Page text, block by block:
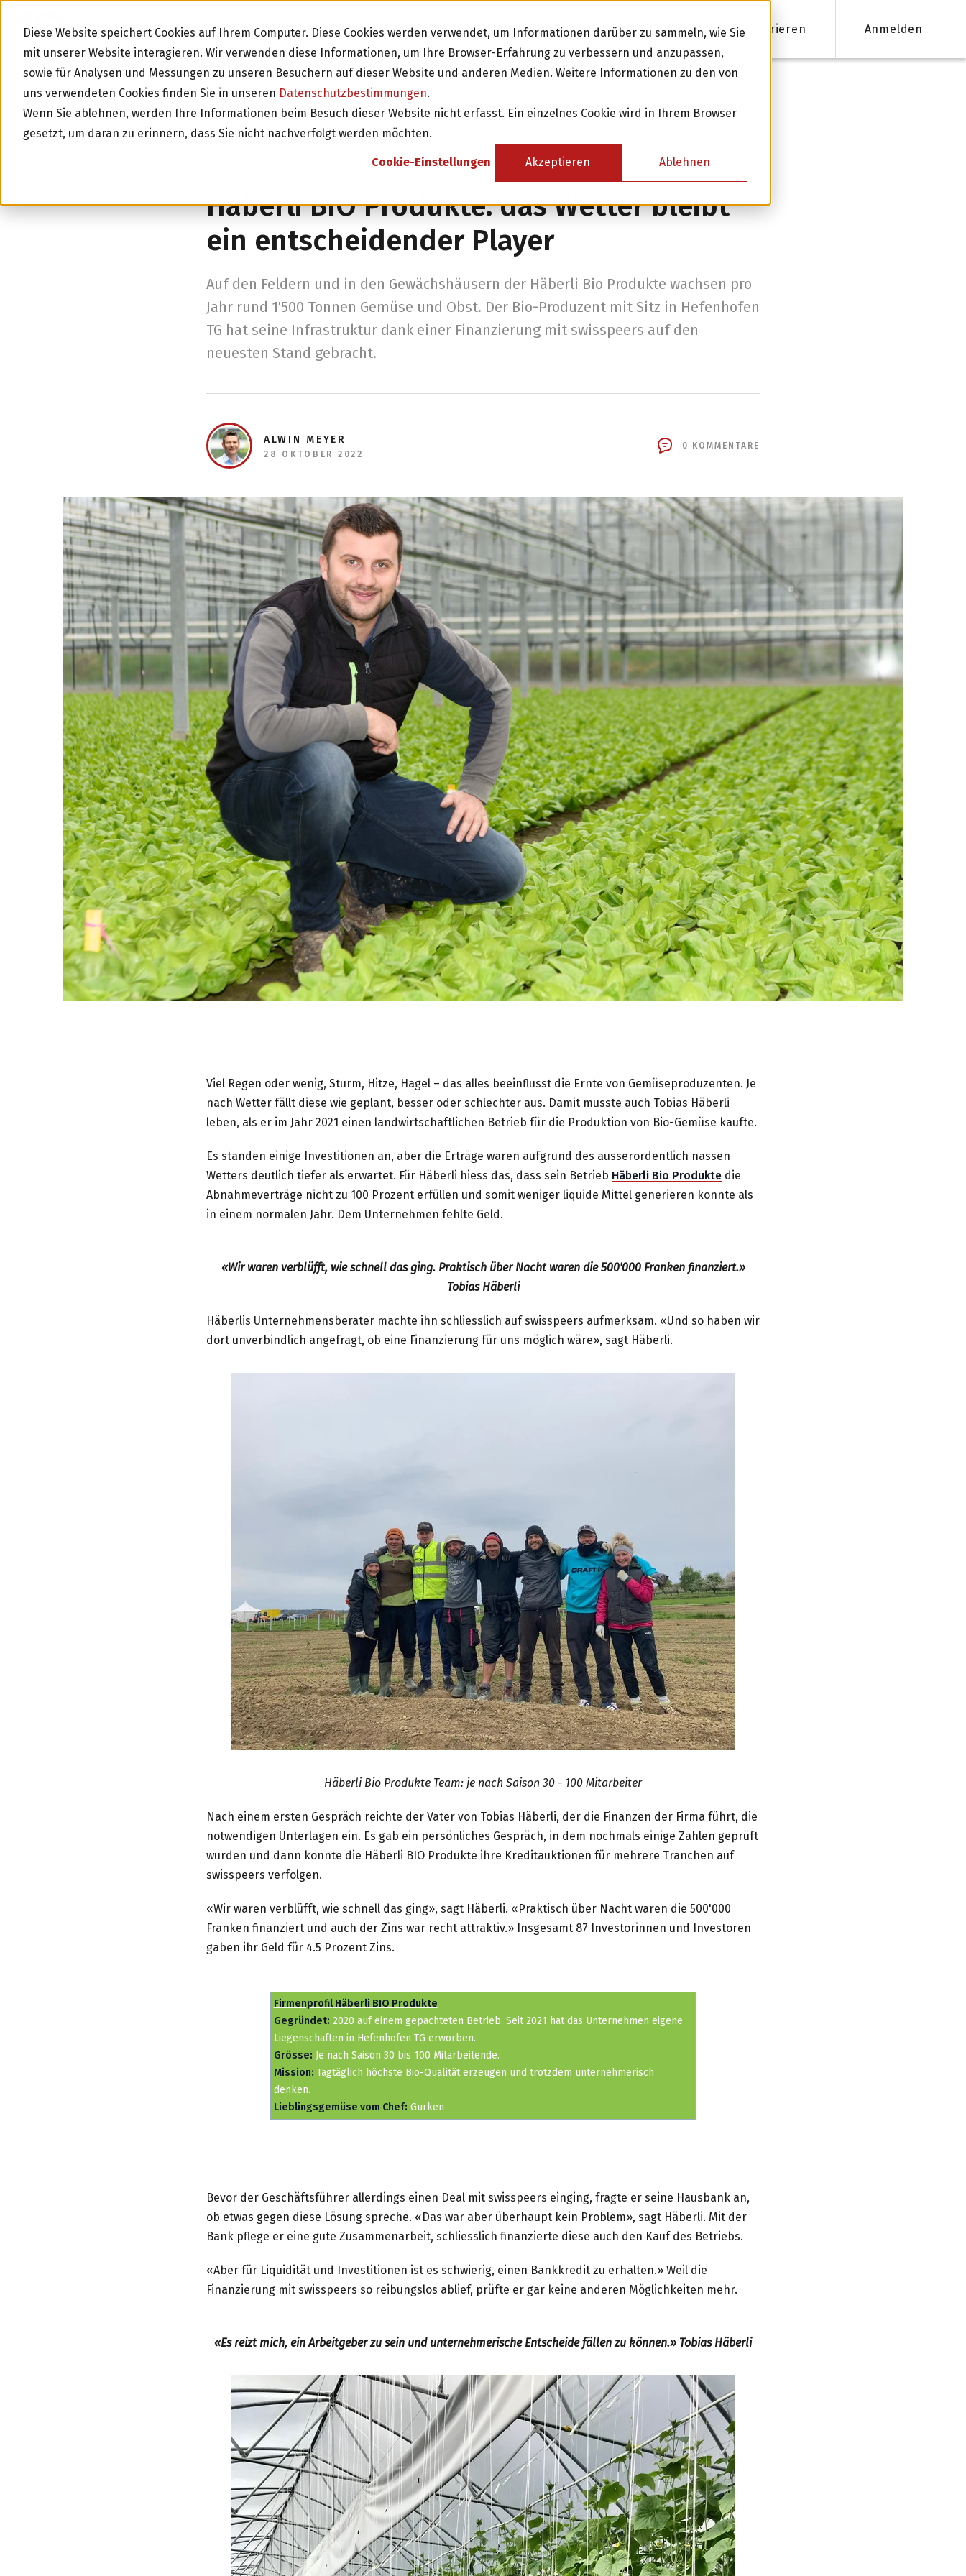
Diese Website speichert Cookies auf Ihrem Computer. Diese Cookies werden verwendet, um Informationen darüber zu sammeln, wie Sie
mit unserer Website interagieren. Wir verwenden diese Informationen, um Ihre Browser-Erfahrung zu verbessern und anzupassen,
sowie für Analysen und Messungen zu unseren Besuchern auf dieser Website und anderen Medien. Weitere Informationen zu den von
uns verwendeten Cookies finden Sie in unseren Datenschutzbestimmungen.
Wenn Sie ablehnen, werden Ihre Informationen beim Besuch dieser Website nicht erfasst. Ein einzelnes Cookie wird in Ihrem Browser
gesetzt, um daran zu erinnern, dass Sie nicht nachverfolgt werden möchten.
Cookie-Einstellungen Akzeptieren Ablehnen
BLOG Registrieren Anmelden
Investieren
Investition in Schweizer Unternehmen
Attraktive Renditen mit monatlichen
Finanzieren
Firmenkredite ab 50'000 CHF
Persönliche Beratung für Ihre Finanzierung
Zurück zur Übersicht
Häberli BIO Produkte: das Wetter bleibt
ein entscheidender Player
Auf den Feldern und in den Gewächshäusern der Häberli Bio Produkte wachsen pro
Jahr rund 1'500 Tonnen Gemüse und Obst. Der Bio-Produzent mit Sitz in Hefenhofen
TG hat seine Infrastruktur dank einer Finanzierung mit swisspeers auf den
neuesten Stand gebracht.
ALWIN MEYER
28 OKTOBER 2022
0 KOMMENTARE
Viel Regen oder wenig, Sturm, Hitze, Hagel – das alles beeinflusst die Ernte von Gemüseproduzenten. Je
nach Wetter fällt diese wie geplant, besser oder schlechter aus. Damit musste auch Tobias Häberli
leben, als er im Jahr 2021 einen landwirtschaftlichen Betrieb für die Produktion von Bio-Gemüse kaufte.
Es standen einige Investitionen an, aber die Erträge waren aufgrund des ausserordentlich nassen
Wetters deutlich tiefer als erwartet. Für Häberli hiess das, dass sein Betrieb Häberli Bio Produkte die
Abnahmeverträge nicht zu 100 Prozent erfüllen und somit weniger liquide Mittel generieren konnte als
in einem normalen Jahr. Dem Unternehmen fehlte Geld.
«Wir waren verblüfft, wie schnell das ging. Praktisch über Nacht waren die 500'000 Franken finanziert.»
Tobias Häberli
Häberlis Unternehmensberater machte ihn schliesslich auf swisspeers aufmerksam. «Und so haben wir
dort unverbindlich angefragt, ob eine Finanzierung für uns möglich wäre», sagt Häberli.
Häberli Bio Produkte Team: je nach Saison 30 - 100 Mitarbeiter
Nach einem ersten Gespräch reichte der Vater von Tobias Häberli, der die Finanzen der Firma führt, die
notwendigen Unterlagen ein. Es gab ein persönliches Gespräch, in dem nochmals einige Zahlen geprüft
wurden und dann konnte die Häberli BIO Produkte ihre Kreditauktionen für mehrere Tranchen auf
swisspeers verfolgen.
«Wir waren verblüfft, wie schnell das ging», sagt Häberli. «Praktisch über Nacht waren die 500'000
Franken finanziert und auch der Zins war recht attraktiv.» Insgesamt 87 Investorinnen und Investoren
gaben ihr Geld für 4.5 Prozent Zins.
Firmenprofil Häberli BIO Produkte
Gegründet: 2020 auf einem gepachteten Betrieb. Seit 2021 hat das Unternehmen eigene
Liegenschaften in Hefenhofen TG erworben.
Grösse: Je nach Saison 30 bis 100 Mitarbeitende.
Mission: Tagtäglich höchste Bio-Qualität erzeugen und trotzdem unternehmerisch
denken.
Lieblingsgemüse vom Chef: Gurken
Bevor der Geschäftsführer allerdings einen Deal mit swisspeers einging, fragte er seine Hausbank an,
ob etwas gegen diese Lösung spreche. «Das war aber überhaupt kein Problem», sagt Häberli. Mit der
Bank pflege er eine gute Zusammenarbeit, schliesslich finanzierte diese auch den Kauf des Betriebs.
«Aber für Liquidität und Investitionen ist es schwierig, einen Bankkredit zu erhalten.» Weil die
Finanzierung mit swisspeers so reibungslos ablief, prüfte er gar keine anderen Möglichkeiten mehr.
«Es reizt mich, ein Arbeitgeber zu sein und unternehmerische Entscheide fällen zu können.» Tobias Häberli